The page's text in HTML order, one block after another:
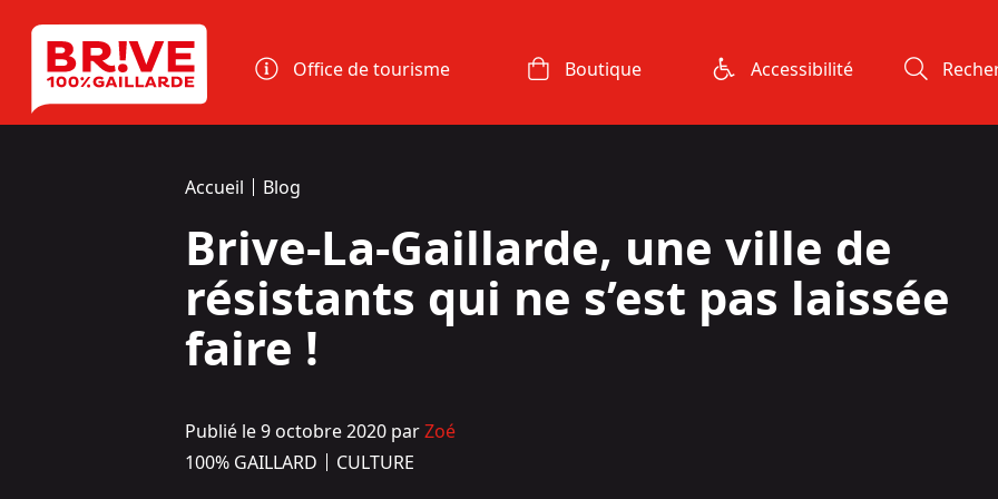
Office de tourisme Boutique Accessibilité
Accueil Blog
Brive-La-Gaillarde, une ville de
résistants qui ne s’est pas laissée
faire !
Publié le 9 octobre 2020 parZoé
100% GAILLARD
CULTURE